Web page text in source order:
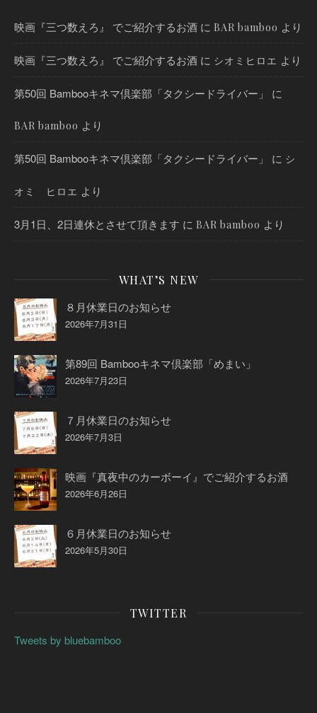
映画『三つ数えろ』 でご紹介するお酒 に BAR bamboo より
映画『三つ数えろ』 でご紹介するお酒 に シオミヒロエ より
第50回 Bambooキネマ倶楽部「タクシードライバー」 に
BAR bamboo より
第50回 Bambooキネマ倶楽部「タクシードライバー」 に シ
オミ ヒロエ より
3月1日、2日連休とさせて頂きます に BAR bamboo より
WHAT’S NEW
８月休業日のお知らせ
2026年7月31日
第89回 Bambooキネマ倶楽部「めまい」
2026年7月23日
７月休業日のお知らせ
2026年7月3日
映画『真夜中のカーボーイ』でご紹介するお酒
2026年6月26日
６月休業日のお知らせ
2026年5月30日
TWITTER
Tweets by bluebamboo